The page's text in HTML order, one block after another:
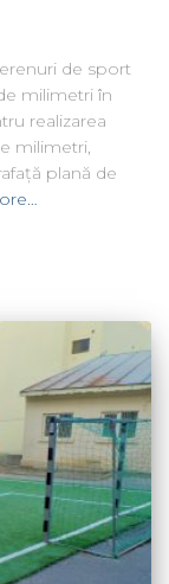
de sport
milimetri în
realizarea
milimetri,
plană de